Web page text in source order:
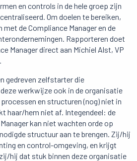
en controls in de hele groep zijn
Om doelen te bereiken,
de Compliance Manager en de
Rapporteren doet
Manager direct aan Michiel Alst, VP
gedreven zelfstarter die
werkwijze ook in de organisatie
en structuren (nog) niet in
haar/hem niet af. Integendeel: de
kan niet wachten orde op
structuur aan te brengen. Zij/hij
en control-omgeving, en krijgt
hij dat stuk binnen deze organisatie